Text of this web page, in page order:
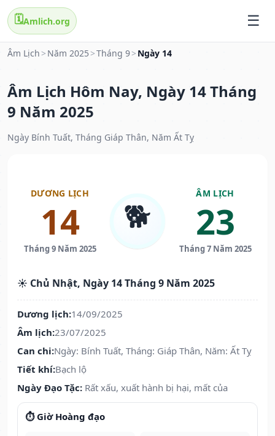
🗓️Amlich.org
Âm Lịch > Năm 2025 >Tháng 9> Ngày 14
Âm Lịch Hôm Nay, Ngày 14 Tháng
9 Năm 2025
Ngày Bính Tuất, Tháng Giáp Thân, Năm Ất Tỵ
DƯƠNG LỊCH
14
Tháng 9 Năm 2025
🐕
ÂM LỊCH
23
Tháng 7 Năm 2025
☀️ Chủ Nhật, Ngày 14 Tháng 9 Năm 2025
Dương lịch:14/09/2025
Âm lịch:23/07/2025
Can chi:Ngày: Bính Tuất, Tháng: Giáp Thân, Năm: Ất Tỵ
Tiết khí:Bạch lộ
Ngày Đạo Tặc: Rất xấu, xuất hành bị hại, mất của
⏱️ Giờ Hoàng đạo